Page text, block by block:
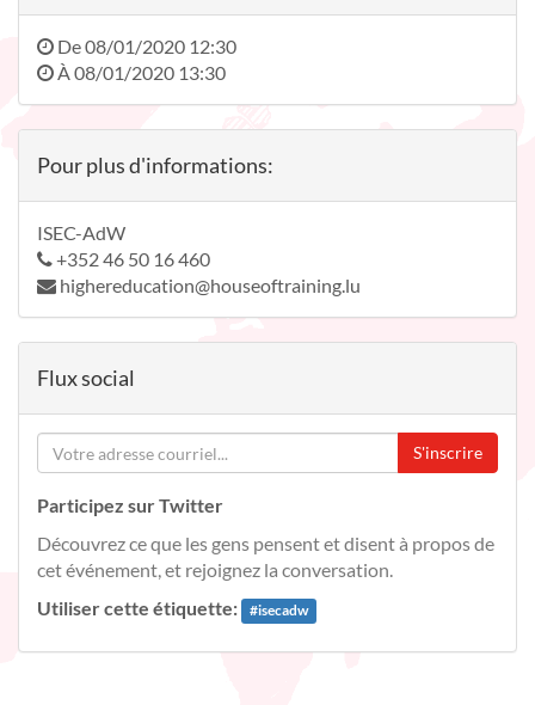
De08/01/2020 12:30
À08/01/2020 13:30
Pour plus d'informations:
ISEC-AdW
+352 46 50 16 460
highereducation@houseoftraining.lu
Flux social
S'inscrire
Participez sur Twitter
Découvrez ce que les gens pensent et disent à propos de
cet événement, et rejoignez la conversation.
Utiliser cette étiquette:
#isecadw